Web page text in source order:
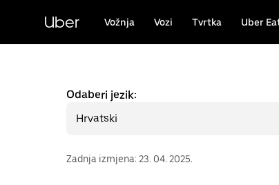
sadržaj
Uber Vožnja Vozi Tvrtka Uber
Odaberi jezik:
Hrvatski
Zadnja izmjena: 23. 04. 2025.